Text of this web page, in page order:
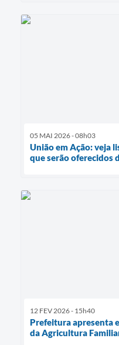
05 MAI 2026 - 08h03
União em Ação: veja
que serão oferecidos
12 FEV 2026 - 15h40
Prefeitura apresenta
da Agricultura